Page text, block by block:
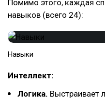
Помимо этого, каждая
навыков (всего 24):
Навыки
Интеллект:
Логика. Выстраивает